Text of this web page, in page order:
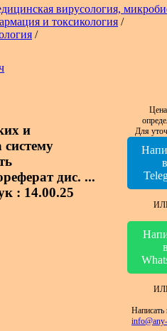
вирусология,
и токсикология /
/
и
систему
дис. ...
: 14.00.25
Для
в
в
Написать